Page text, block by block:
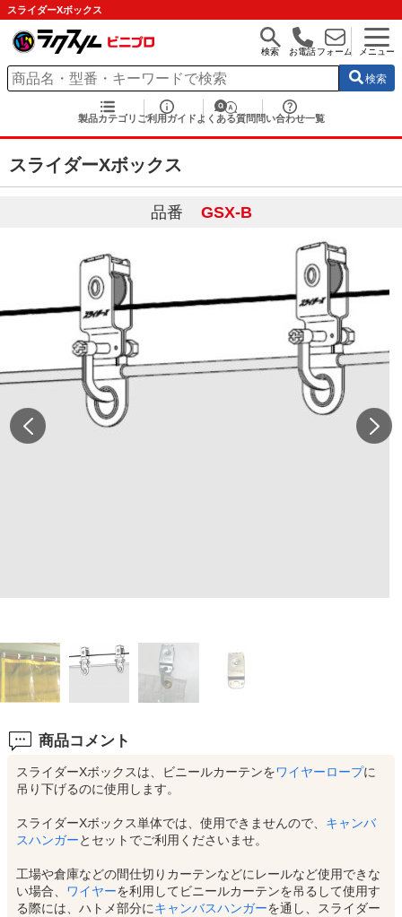
スライダーXボックス
検索 お電話フォーム メニュー
検索
製品カテゴリ ご利用ガイド よくある質問 問い合わせ一覧
スライダーXボックス
品番 GSX-B
商品コメント
スライダーXボックスは、ビニールカーテンをワイヤーロープに
吊り下げるのに使用します。
スライダーXボックス単体では、使用できませんので、 キャンバ
スハンガーとセットでご利用くださいませ。
工場や倉庫などの間仕切りカーテンなどにレールなど使用できな
い場合、 ワイヤーを利用してビニールカーテンを吊るして使用す
る際には、ハトメ部分にキャンバスハンガーを通し、スライダー